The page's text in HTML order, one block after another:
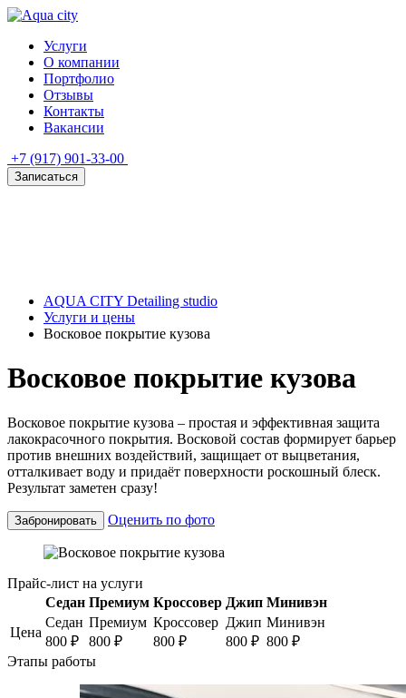
Услуги
О компании
Портфолио
Отзывы
Контакты
Вакансии
+7 (917) 901-33-00
Записаться
AQUA CITY Detailing studio
Услуги и цены
Восковое покрытие кузова
Восковое покрытие кузова
Восковое покрытие кузова – простая и эффективная защита
лакокрасочного покрытия. Восковой состав формирует барьер
против внешних воздействий, защищает от выцветания,
отталкивает воду и придаёт поверхности роскошный блеск.
Результат заметен сразу!
Забронировать Оценить по фото
Прайс-лист на услуги
Седан Премиум Кроссовер Джип Минивэн
Цена
Седан
800 ₽
Премиум
800 ₽
Кроссовер
800 ₽
Джип
800 ₽
Минивэн
800 ₽
Этапы работы